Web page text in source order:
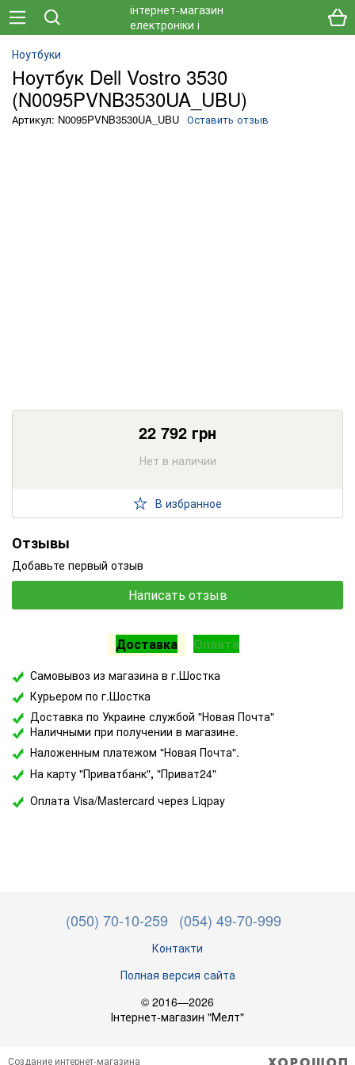
Ноутбуки
Ноутбук Dell Vostro 3530
(N0095PVNB3530UA_UBU)
Артикул: N0095PVNB3530UA_UBU Оставить отзыв
22 792 грн
Нет в наличии
В избранное
Отзывы
Добавьте первый отзыв
Написать отзыв
Доставка Оплата
Самовывоз из магазина в г.Шостка
Курьером по г.Шостка
Доставка по Украине службой "Новая Почта"
Наличными при получении в магазине.
Наложенным платежом "Новая Почта".
На карту "Приватбанк", "Приват24"
Оплата Visa/Mastercard через Liqpay
(050) 70-10-259 (054) 49-70-999
Контакти
Полная версия сайта
© 2016—2026
Інтернет-магазин "Мелт"
Создание интернет-магазина